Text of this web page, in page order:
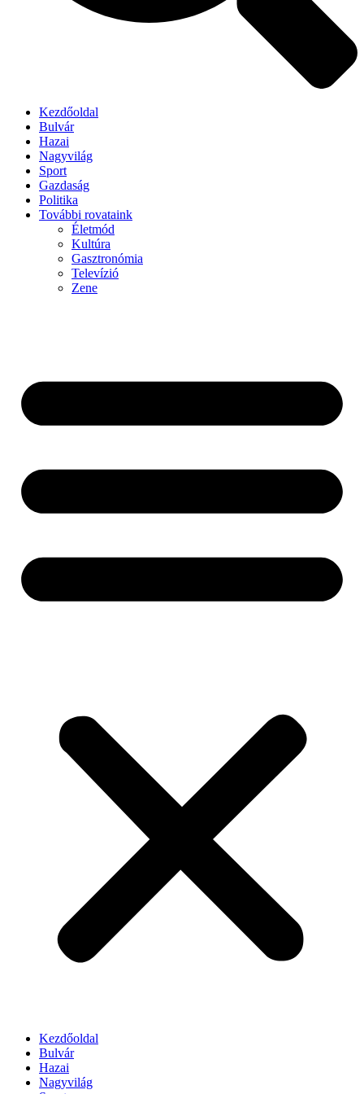
Kezdőoldal
Bulvár
Hazai
Nagyvilág
Sport
Gazdaság
Politika
További rovataink
Életmód
Kultúra
Gasztronómia
Televízió
Zene
Kezdőoldal
Bulvár
Hazai
Nagyvilág